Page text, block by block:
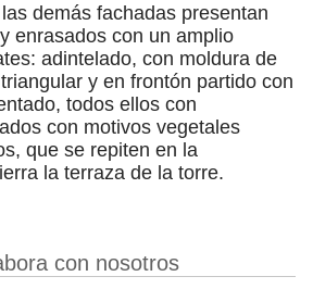
demás fachadas presentan
enrasados con un amplio
adintelado, con moldura de
y en frontón partido con
todos ellos con
con motivos vegetales
que se repiten en la
la terraza de la torre.
con nosotros